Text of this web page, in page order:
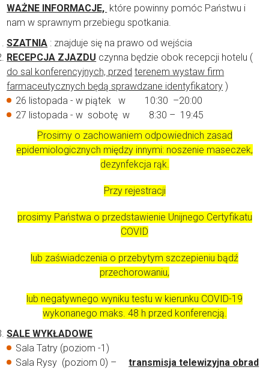
WAŻNE INFORMACJE, które powinny pomóc Państwu i
nam w sprawnym przebiegu spotkania.
SZATNIA : znajduje się na prawo od wejścia
RECEPCJA ZJAZDU czynna będzie obok recepcji hotelu (
do sal konferencyjnych, przed terenem wystaw firm
farmaceutycznych będą sprawdzane identyfikatory )
26 listopada - w piątek w 10:30 –20:00
27 listopada - w sobotę w 8:30 – 19:45
Prosimy o zachowaniem odpowiednich zasad
epidemiologicznych między innymi: noszenie maseczek,
dezynfekcja rąk.
Przy rejestracji
prosimy Państwa o przedstawienie Unijnego Certyfikatu
COVID
lub zaświadczenia o przebytym szczepieniu bądź
przechorowaniu,
lub negatywnego wyniku testu w kierunku COVID-19
wykonanego maks. 48 h przed konferencją.
SALE WYKŁADOWE
Sala Tatry (poziom -1)
Sala Rysy (poziom 0) –transmisja telewizyjna obrad